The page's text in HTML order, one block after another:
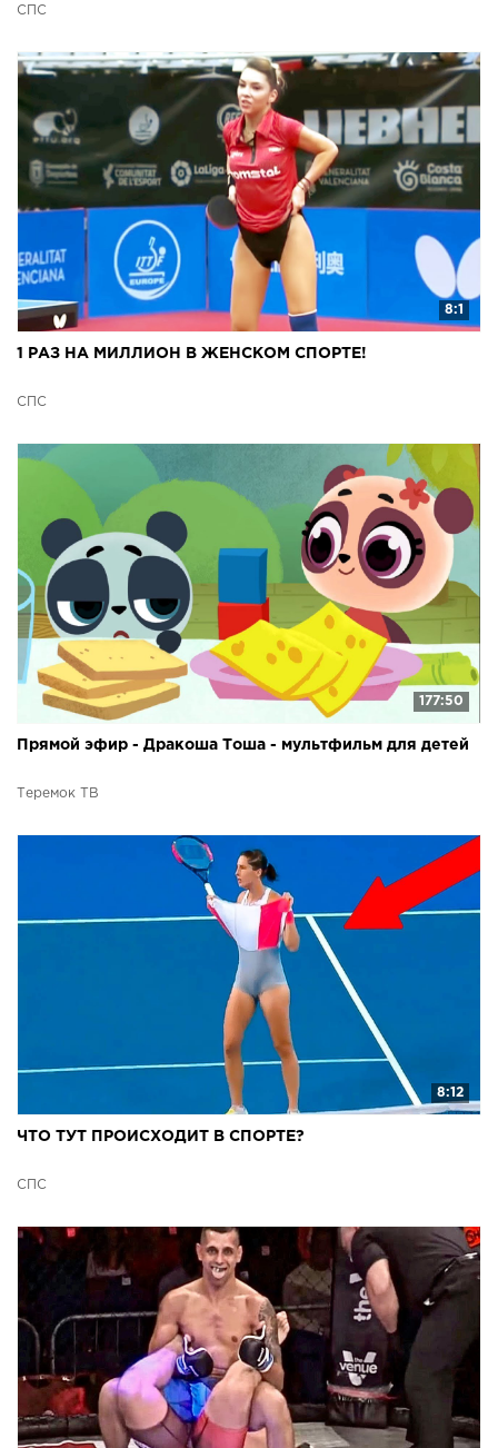
СПС
8:1
1 РАЗ НА МИЛЛИОН В ЖЕНСКОМ СПОРТЕ!
СПС
177:50
Прямой эфир - Дракоша Тоша - мультфильм для детей
Теремок ТВ
8:12
ЧТО ТУТ ПРОИСХОДИТ В СПОРТЕ?
СПС